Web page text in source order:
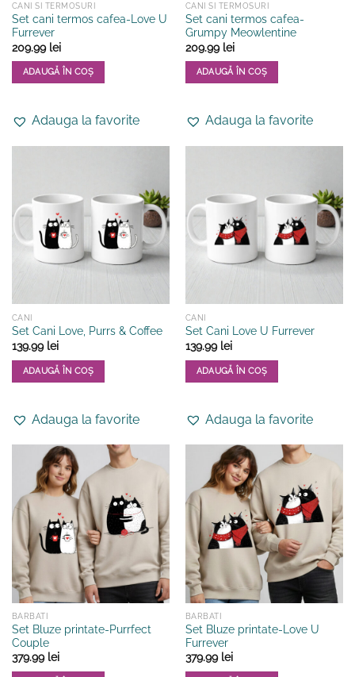
CANI SI TERMOSURI
Set cani termos cafea-Love U
Furrever
209.99 lei
ADAUGĂ ÎN COȘ
Adauga la favorite
CANI SI TERMOSURI
Set cani termos cafea-
Grumpy Meowlentine
209.99 lei
ADAUGĂ ÎN COȘ
Adauga la favorite
CANI
Set Cani Love, Purrs & Coffee
139.99 lei
ADAUGĂ ÎN COȘ
Adauga la favorite
CANI
Set Cani Love U Furrever
139.99 lei
ADAUGĂ ÎN COȘ
Adauga la favorite
BARBATI
Set Bluze printate-Purrfect
Couple
379.99 lei
BARBATI
Set Bluze printate-Love U
Furrever
379.99 lei